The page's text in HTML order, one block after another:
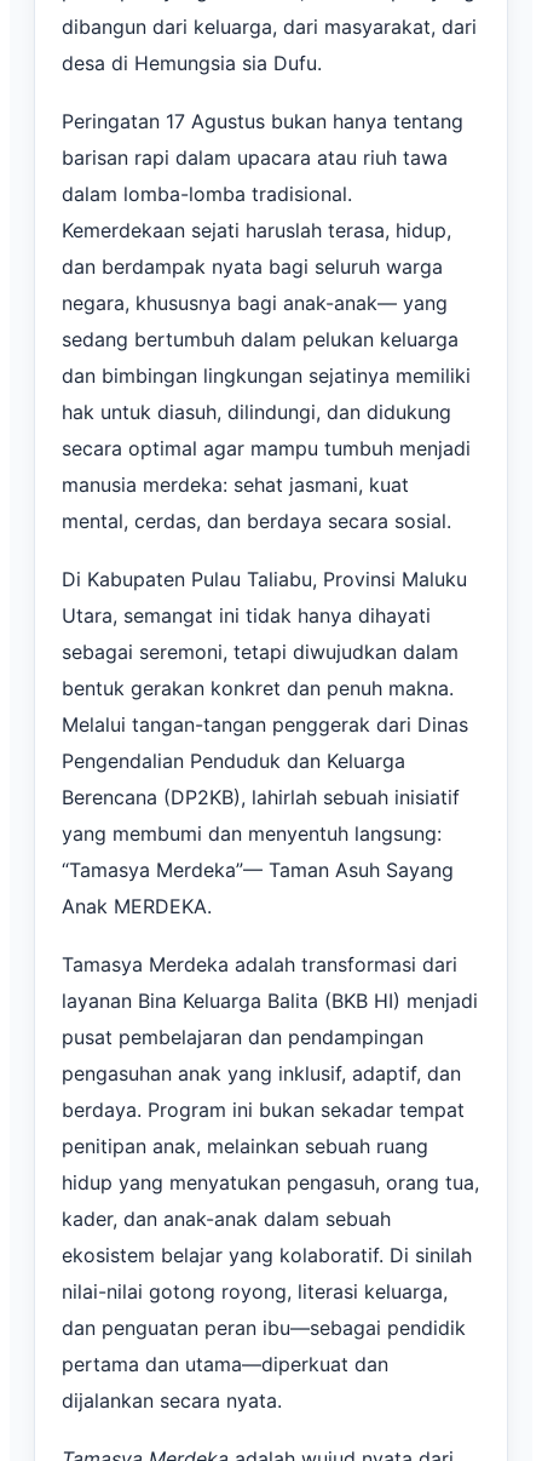
dibangun dari keluarga, dari masyarakat, dari
desa di Hemungsia sia Dufu.
Peringatan 17 Agustus bukan hanya tentang
barisan rapi dalam upacara atau riuh tawa
dalam lomba-lomba tradisional.
Kemerdekaan sejati haruslah terasa, hidup,
dan berdampak nyata bagi seluruh warga
negara, khususnya bagi anak-anak— yang
sedang bertumbuh dalam pelukan keluarga
dan bimbingan lingkungan sejatinya memiliki
hak untuk diasuh, dilindungi, dan didukung
secara optimal agar mampu tumbuh menjadi
manusia merdeka: sehat jasmani, kuat
mental, cerdas, dan berdaya secara sosial.
Di Kabupaten Pulau Taliabu, Provinsi Maluku
Utara, semangat ini tidak hanya dihayati
sebagai seremoni, tetapi diwujudkan dalam
bentuk gerakan konkret dan penuh makna.
Melalui tangan-tangan penggerak dari Dinas
Pengendalian Penduduk dan Keluarga
Berencana (DP2KB), lahirlah sebuah inisiatif
yang membumi dan menyentuh langsung:
“Tamasya Merdeka”— Taman Asuh Sayang
Anak MERDEKA.
Tamasya Merdeka adalah transformasi dari
layanan Bina Keluarga Balita (BKB HI) menjadi
pusat pembelajaran dan pendampingan
pengasuhan anak yang inklusif, adaptif, dan
berdaya. Program ini bukan sekadar tempat
penitipan anak, melainkan sebuah ruang
hidup yang menyatukan pengasuh, orang tua,
kader, dan anak-anak dalam sebuah
ekosistem belajar yang kolaboratif. Di sinilah
nilai-nilai gotong royong, literasi keluarga,
dan penguatan peran ibu—sebagai pendidik
pertama dan utama—diperkuat dan
dijalankan secara nyata.